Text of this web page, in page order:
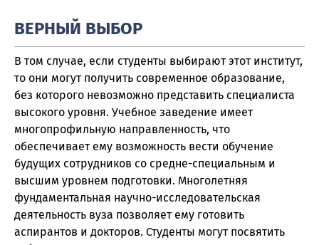
ВЕРНЫЙ ВЫБОР
В том случае, если студенты выбирают этот институт,
то они могут получить современное образование,
без которого невозможно представить специалиста
высокого уровня. Учебное заведение имеет
многопрофильную направленность, что
обеспечивает ему возможность вести обучение
будущих сотрудников со средне-специальным и
высшим уровнем подготовки. Многолетняя
фундаментальная научно-исследовательская
деятельность вуза позволяет ему готовить
аспирантов и докторов. Студенты могут посвятить